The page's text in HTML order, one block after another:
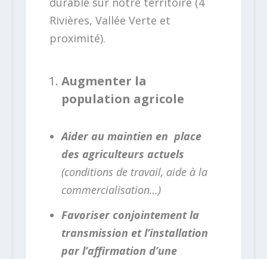
Rivières, Vallée Verte et
proximité).
Augmenter la
population agricole
Aider au maintien en place
des agriculteurs actuels
(conditions de travail, aide à la
commercialisation…)
Favoriser conjointement la
transmission et l’installation
par l’affirmation d’une